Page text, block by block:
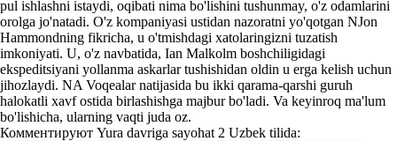
pul ishlashni istaydi, oqibati nima bo'lishini tushunmay, o'z odamlarini
orolga jo'natadi. O'z kompaniyasi ustidan nazoratni yo'qotgan NJon
Hammondning fikricha, u o'tmishdagi xatolaringizni tuzatish
imkoniyati. U, o'z navbatida, Ian Malkolm boshchiligidagi
ekspeditsiyani yollanma askarlar tushishidan oldin u erga kelish uchun
jihozlaydi. NA Voqealar natijasida bu ikki qarama-qarshi guruh
halokatli xavf ostida birlashishga majbur bo'ladi. Va keyinroq ma'lum
bo'lishicha, ularning vaqti juda oz.
Комментируют Yura davriga sayohat 2 Uzbek tilida: